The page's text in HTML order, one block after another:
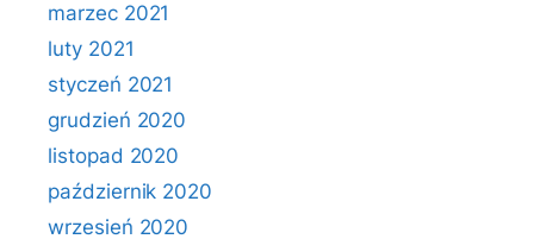
marzec 2021
luty 2021
styczeń 2021
grudzień 2020
listopad 2020
październik 2020
wrzesień 2020